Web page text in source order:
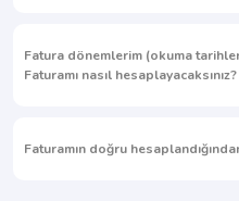
Fatura dönemlerim (okuma
Faturamı nasıl hesaplayacaksınız?
Faturamın doğru